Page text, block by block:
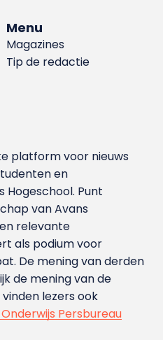
Menu
Magazines
Tip de redactie
platform voor nieuws
en
Hoge­school. Punt
van Avans
relevante
als podium voor
De mening van derden
de mening van de
lezers ook
Persbureau